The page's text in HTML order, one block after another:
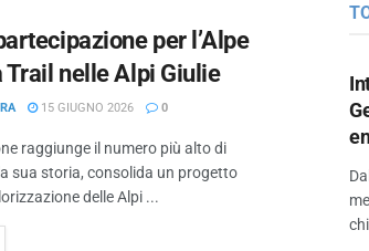
per l’Alpe
Trail nelle Alpi Giulie
15 GIUGNO 2026 0
raggiunge il numero più alto di
sua storia, consolida un progetto
delle Alpi ...